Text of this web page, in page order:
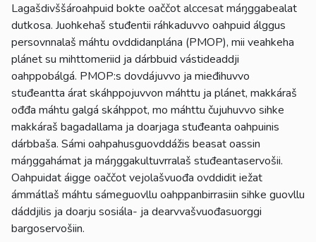
Lagašdivššároahpuid bokte oaččot alccesat máŋggabealat
dutkosa. Juohkehaš stuđentii ráhkaduvvo oahpuid álggus
persovnnalaš máhtu ovddidanplána (PMOP), mii veahkeha
plánet su mihttomeriid ja dárbbuid vástideaddji
oahppobálgá. PMOP:s dovdájuvvo ja mieđihuvvo
stuđeantta árat skáhppojuvvon máhttu ja plánet, makkáraš
ođđa máhtu galgá skáhppot, mo máhttu čujuhuvvo sihke
makkáraš bagadallama ja doarjaga stuđeanta oahpuinis
dárbbaša. Sámi oahpahusguovddážis beasat oassin
máŋggahámat ja máŋggakultuvrralaš stuđeantaservošii.
Oahpuidat áigge oaččot vejolašvuođa ovddidit iežat
ámmátlaš máhtu sámeguovllu oahppanbirrasiin sihke guovllu
dáddjilis ja doarju sosiála- ja dearvvašvuođasuorggi
bargoservošiin.